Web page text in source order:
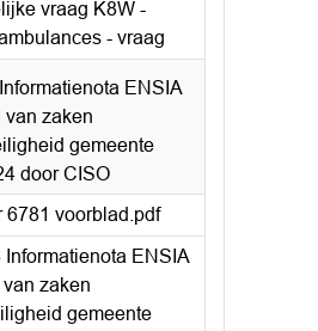
vraag K8W -
- vraag
ENSIA
van zaken
gemeente
door CISO
6781 voorblad.pdf
Informatienota ENSIA
zaken
gemeente